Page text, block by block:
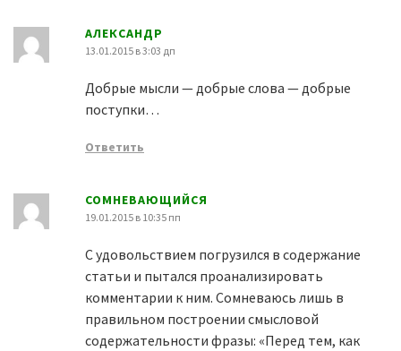
АЛЕКСАНДР
13.01.2015 в 3:03 дп
Добрые мысли — добрые слова — добрые
поступки…
Ответить
СОМНЕВАЮЩИЙСЯ
19.01.2015 в 10:35 пп
С удовольствием погрузился в содержание
статьи и пытался проанализировать
комментарии к ним. Сомневаюсь лишь в
правильном построении смысловой
содержательности фразы: «Перед тем, как